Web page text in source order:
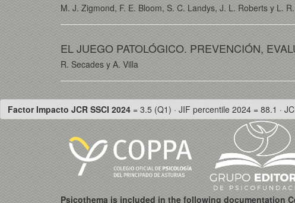
M. J. Zigmond, F. E. Bloom, S. C. Landys, J. L. Roberts y L.
EL JUEGO PATOLÓGICO. PREVENCIÓN,
R. Secades y A. Villa
Factor Impacto JCR SSCI 2024 = 3.5 (Q1) · JIF percentile 2024 = 88.1 ·
Psicothema is included in the following documentation